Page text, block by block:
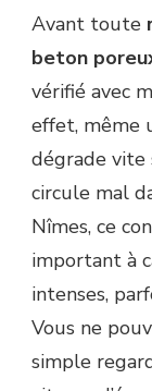
Avant toute
beton
vérifié avec
effet, même
dégrade vite
circule mal
Nîmes, ce
important à
intenses,
Vous ne
simple